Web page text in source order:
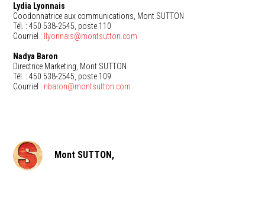
Lydia Lyonnais
Coodonnatrice aux communications, Mont SUTTON
Tél. : 450 538-2545, poste 110
Courriel : llyonnais@montsutton.com
Nadya Baron
Directrice Marketing, Mont SUTTON
Tél. : 450 538-2545, poste 109
Courriel : nbaron@montsutton.com
Mont SUTTON,